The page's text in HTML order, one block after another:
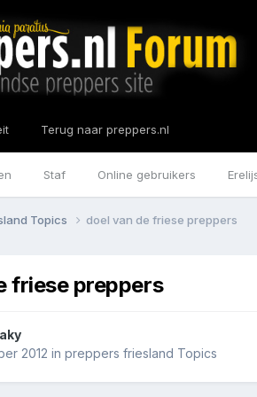
Staf Online gebruikers
Terug naar preppers.nl
Topics doel van de friese preppers
friese preppers
2012 in preppers friesland Topics